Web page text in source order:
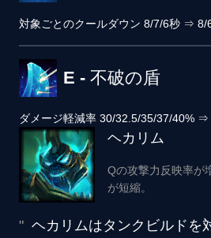
対象ごとのクールダウン 8/7/6秒 ⇒ 8/
E - 不破の盾
ダメージ軽減率 30/32.5/35/37/40% ⇒
ヘカリム
Qの攻撃力反映率が
が短縮。
ヘカリムはタンクビルドを